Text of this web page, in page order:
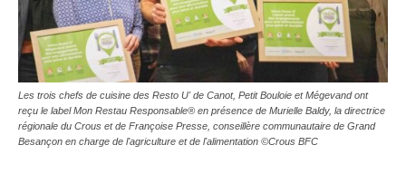
Les trois chefs de cuisine des Resto U' de Canot, Petit Bouloie et Mégevand ont
reçu le label Mon Restau Responsable® en présence de Murielle Baldy, la directrice
régionale du Crous et de Françoise Presse, conseillère communautaire de Grand
Besançon en charge de l'agriculture et de l'alimentation ©Crous BFC